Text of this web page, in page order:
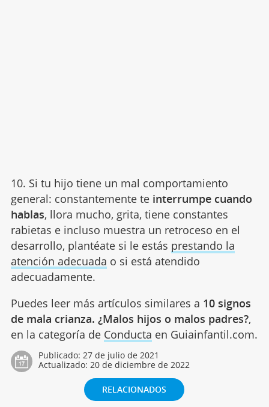
10. Si tu hijo tiene un mal comportamiento
general: constantemente te interrumpe cuando
hablas, llora mucho, grita, tiene constantes
rabietas e incluso muestra un retroceso en el
desarrollo, plantéate si le estás prestando la
atención adecuada o si está atendido
adecuadamente.
Puedes leer más artículos similares a 10 signos
de mala crianza. ¿Malos hijos o malos padres?,
en la categoría de Conducta en Guiainfantil.com.
Publicado: 27 de julio de 2021
Actualizado: 20 de diciembre de 2022
RELACIONADOS